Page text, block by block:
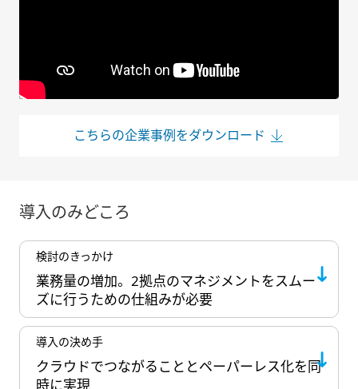
こちらの企業事例をダウンロード
導入のみどころ
検討のきっかけ
業務量の増加。2拠点のマネジメントをスムー
ズに行うための仕組みが必要
導入の決め手
クラウドでつながることとペーパーレス化を同
時に実現